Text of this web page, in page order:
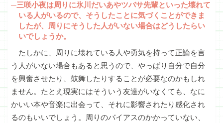
─三咲小夜は周りに氷川だいあやツバサ先輩といった壊れて
いる人がいるので、そうしたことに気づくことができま
したが、周りにそうした人がいない場合はどうしたらい
いでしょうか。
たしかに、周りに壊れている人や勇気を持って正論を言
う人がいない場合もあると思うので、やっぱり自分で自分
を興奮させたり、鼓舞したりすることが必要なのかもしれ
ません。たとえ現実にはそういう友達がいなくても、なに
かいい本や音楽に出会って、それに影響されたり感化され
るのもいいでしょう。周りのバイアスのかかっていない、